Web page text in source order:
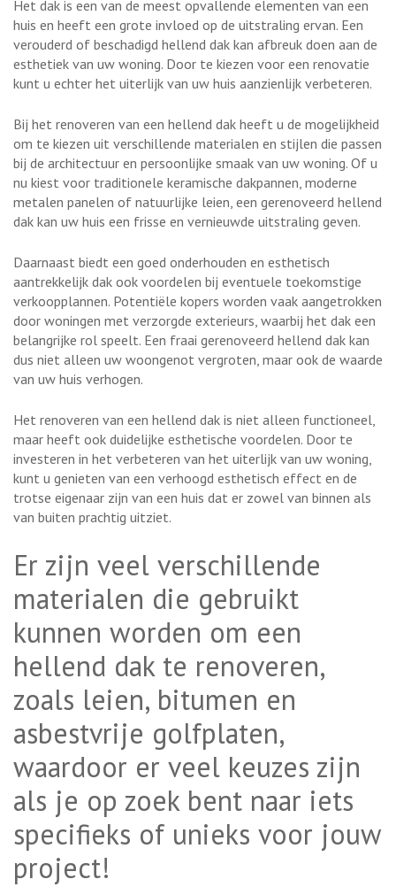
Het dak is een van de meest opvallende elementen van een
huis en heeft een grote invloed op de uitstraling ervan. Een
verouderd of beschadigd hellend dak kan afbreuk doen aan de
esthetiek van uw woning. Door te kiezen voor een renovatie
kunt u echter het uiterlijk van uw huis aanzienlijk verbeteren.
Bij het renoveren van een hellend dak heeft u de mogelijkheid
om te kiezen uit verschillende materialen en stijlen die passen
bij de architectuur en persoonlijke smaak van uw woning. Of u
nu kiest voor traditionele keramische dakpannen, moderne
metalen panelen of natuurlijke leien, een gerenoveerd hellend
dak kan uw huis een frisse en vernieuwde uitstraling geven.
Daarnaast biedt een goed onderhouden en esthetisch
aantrekkelijk dak ook voordelen bij eventuele toekomstige
verkoopplannen. Potentiële kopers worden vaak aangetrokken
door woningen met verzorgde exterieurs, waarbij het dak een
belangrijke rol speelt. Een fraai gerenoveerd hellend dak kan
dus niet alleen uw woongenot vergroten, maar ook de waarde
van uw huis verhogen.
Het renoveren van een hellend dak is niet alleen functioneel,
maar heeft ook duidelijke esthetische voordelen. Door te
investeren in het verbeteren van het uiterlijk van uw woning,
kunt u genieten van een verhoogd esthetisch effect en de
trotse eigenaar zijn van een huis dat er zowel van binnen als
van buiten prachtig uitziet.
Er zijn veel verschillende
materialen die gebruikt
kunnen worden om een
hellend dak te renoveren,
zoals leien, bitumen en
asbestvrije golfplaten,
waardoor er veel keuzes zijn
als je op zoek bent naar iets
specifieks of unieks voor jouw
project!